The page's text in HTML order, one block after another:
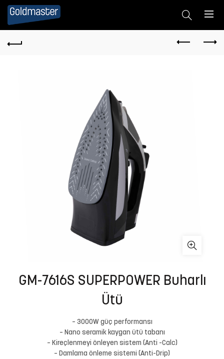
GM-7616S SUPERPOWER Buharlı
Ütü
– 3000W güç performansı
– Nano seramik kaygan ütü tabanı
– Kireçlenmeyi önleyen sistem (Anti -Calc)
– Damlama önleme sistemi (Anti-Drip)